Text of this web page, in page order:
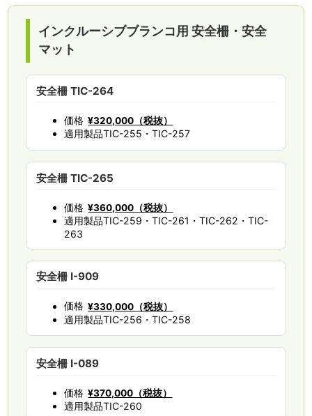
インクルーシブブランコ用 安全柵・安全
マット
安全柵 TIC-264
価格 ¥320,000（税抜）
適用製品TIC-255・TIC-257
安全柵 TIC-265
価格 ¥360,000（税抜）
適用製品TIC-259・TIC-261・TIC-262・TIC-
263
安全柵 I-909
価格 ¥330,000（税抜）
適用製品TIC-256・TIC-258
安全柵 I-089
価格 ¥370,000（税抜）
適用製品TIC-260